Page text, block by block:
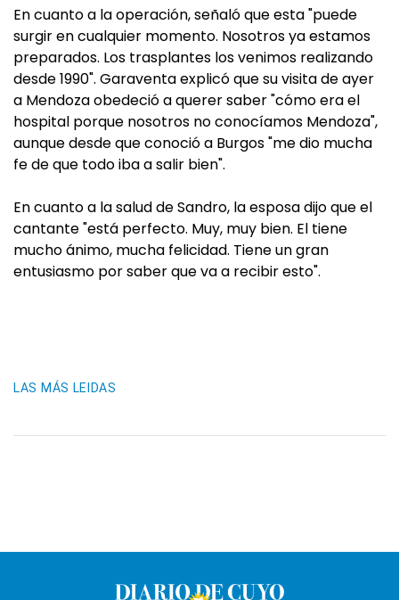
En cuanto a la operación, señaló que esta "puede
surgir en cualquier momento. Nosotros ya estamos
preparados. Los trasplantes los venimos realizando
desde 1990". Garaventa explicó que su visita de ayer
a Mendoza obedeció a querer saber "cómo era el
hospital porque nosotros no conocíamos Mendoza",
aunque desde que conoció a Burgos "me dio mucha
fe de que todo iba a salir bien".
En cuanto a la salud de Sandro, la esposa dijo que el
cantante "está perfecto. Muy, muy bien. El tiene
mucho ánimo, mucha felicidad. Tiene un gran
entusiasmo por saber que va a recibir esto".
LAS MÁS LEIDAS